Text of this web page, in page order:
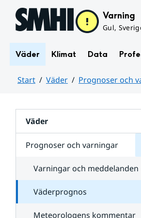
Hoppa till sidans innehåll Varning
Gul,
Väder Klimat Data
Start Väder Prognoser och
Väder
Prognoser och varningar
Varningar och meddelanden
Väderprognos
Meteorologens kommentar